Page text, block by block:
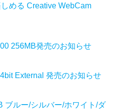
める Creative WebCam
256MB発売のお知らせ
External 発売のお知らせ
ブルー/シルバー/ホワイト/ダ